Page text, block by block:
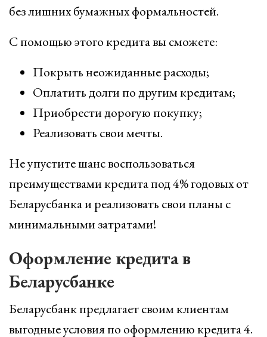
без лишних бумажных формальностей.
С помощью этого кредита вы сможете:
Покрыть неожиданные расходы;
Оплатить долги по другим кредитам;
Приобрести дорогую покупку;
Реализовать свои мечты.
Не упустите шанс воспользоваться
преимуществами кредита под 4% годовых от
Беларусбанка и реализовать свои планы с
минимальными затратами!
Оформление кредита в
Беларусбанке
Беларусбанк предлагает своим клиентам
выгодные условия по оформлению кредита 4.